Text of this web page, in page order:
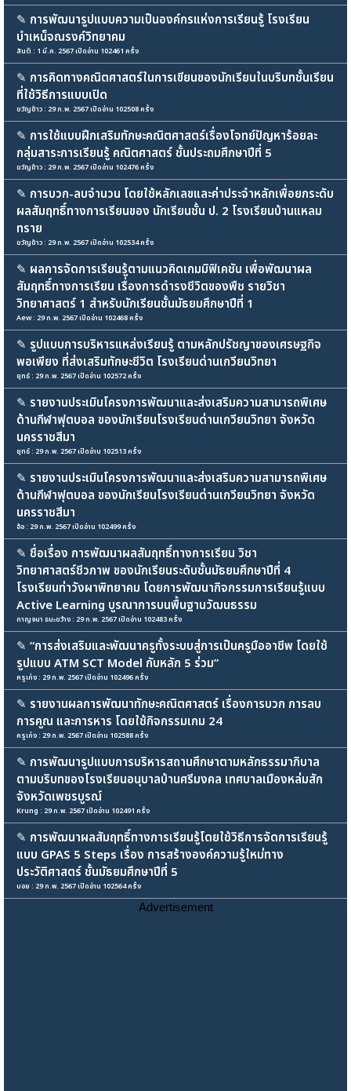
✎ การพัฒนารูปแบบความเป็นองค์กรแห่งการเรียนรู้ โรงเรียน
บำเหน็จณรงค์วิทยาคม
สันติ : 1 มี.ค. 2567 เปิดอ่าน 102461 ครั้ง
✎ การคิดทางคณิตศาสตร์ในการเขียนของนักเรียนในบริบทชั้นเรียน
ที่ใช้วิธีการแบบเปิด
ขวัญข้าว : 29 ก.พ. 2567 เปิดอ่าน 102508 ครั้ง
✎ การใช้แบบฝึกเสริมทักษะคณิตศาสตร์เรื่องโจทย์ปัญหาร้อยละ
กลุ่มสาระการเรียนรู้ คณิตศาสตร์ ชั้นประถมศึกษาปีที่ 5
ขวัญข้าว : 29 ก.พ. 2567 เปิดอ่าน 102476 ครั้ง
✎ การบวก-ลบจำนวน โดยใช้หลักเลขและค่าประจำหลักเพื่อยกระดับ
ผลสัมฤทธิ์ทางการเรียนของ นักเรียนชั้น ป. 2 โรงเรียนบ้านแหลม
ทราย
ขวัญข้าว : 29 ก.พ. 2567 เปิดอ่าน 102534 ครั้ง
✎ ผลการจัดการเรียนรู้ตามแนวคิดเกมมิฟิเคชัน เพื่อพัฒนาผล
สัมฤทธิ์ทางการเรียน เรื่องการดำรงชีวิตของพืช รายวิชา
วิทยาศาสตร์ 1 สำหรับนักเรียนชั้นมัธยมศึกษาปีที่ 1
Aew : 29 ก.พ. 2567 เปิดอ่าน 102468 ครั้ง
✎ รูปแบบการบริหารแหล่งเรียนรู้ ตามหลักปรัชญาของเศรษฐกิจ
พอเพียง ที่ส่งเสริมทักษะชีวิต โรงเรียนด่านเกวียนวิทยา
ยุทธ์ : 29 ก.พ. 2567 เปิดอ่าน 102572 ครั้ง
✎ รายงานประเมินโครงการพัฒนาและส่งเสริมความสามารถพิเศษ
ด้านกีฬาฟุตบอล ของนักเรียนโรงเรียนด่านเกวียนวิทยา จังหวัด
นครราชสีมา
ยุทธ์ : 29 ก.พ. 2567 เปิดอ่าน 102513 ครั้ง
✎ รายงานประเมินโครงการพัฒนาและส่งเสริมความสามารถพิเศษ
ด้านกีฬาฟุตบอล ของนักเรียนโรงเรียนด่านเกวียนวิทยา จังหวัด
นครราชสีมา
อ้อ : 29 ก.พ. 2567 เปิดอ่าน 102499 ครั้ง
✎ ชื่อเรื่อง การพัฒนาผลสัมฤทธิ์ทางการเรียน วิชา
วิทยาศาสตร์ชีวภาพ ของนักเรียนระดับชั้นมัธยมศึกษาปีที่ 4
โรงเรียนท่าวังผาพิทยาคม โดยการพัฒนากิจกรรมการเรียนรู้แบบ
Active Learning บูรณาการบนพื้นฐานวัฒนธรรม
กาญจนา ธนะขว้าง : 29 ก.พ. 2567 เปิดอ่าน 102483 ครั้ง
✎ “การส่งเสริมและพัฒนาครูทั้งระบบสู่การเป็นครูมืออาชีพ โดยใช้
รูปแบบ ATM SCT Model กับหลัก 5 ร่วม”
ครูเก่ง : 29 ก.พ. 2567 เปิดอ่าน 102496 ครั้ง
✎ รายงานผลการพัฒนาทักษะคณิตศาสตร์ เรื่องการบวก การลบ
การคูณ และการหาร โดยใช้กิจกรรมเกม 24
ครูเก่ง : 29 ก.พ. 2567 เปิดอ่าน 102588 ครั้ง
✎ การพัฒนารูปแบบการบริหารสถานศึกษาตามหลักธรรมาภิบาล
ตามบริบทของโรงเรียนอนุบาลบ้านศรีมงคล เทศบาลเมืองหล่มสัก
จังหวัดเพชรบูรณ์
Krung : 29 ก.พ. 2567 เปิดอ่าน 102491 ครั้ง
✎ การพัฒนาผลสัมฤทธิ์ทางการเรียนรู้โดยใช้วิธีการจัดการเรียนรู้
แบบ GPAS 5 Steps เรื่อง การสร้างองค์ความรู้ใหม่ทาง
ประวัติศาสตร์ ชั้นมัธยมศึกษาปีที่ 5
บอย : 29 ก.พ. 2567 เปิดอ่าน 102564 ครั้ง
Advertisement